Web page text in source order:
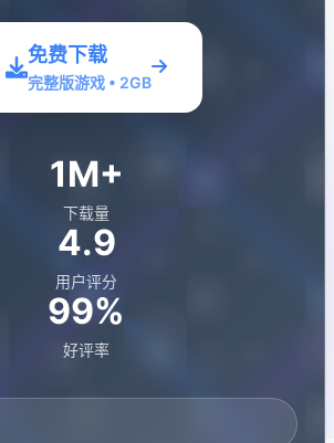
免费下载
完整版游戏 • 2GB
1M+
下载量
4.9
用户评分
99%
好评率